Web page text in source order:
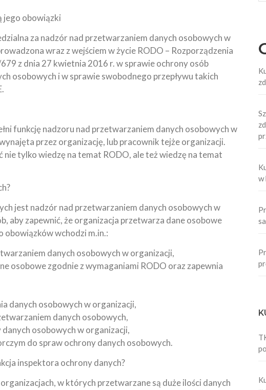
jego obowiązki
za nadzór nad przetwarzaniem danych osobowych w
wraz z wejściem w życie RODO – Rozporządzenia
z dnia 27 kwietnia 2016 r. w sprawie ochrony osób
osobowych i w sprawie swobodnego przepływu takich
funkcję nadzoru nad przetwarzaniem danych osobowych w
przez organizację, lub pracownik tejże organizacji.
tylko wiedzę na temat RODO, ale też wiedzę na temat
jest nadzór nad przetwarzaniem danych osobowych w
aby zapewnić, że organizacja przetwarza dane osobowe
obowiązków wchodzi m.in.:
danych osobowych w organizacji,
osobowe zgodnie z wymaganiami RODO oraz zapewnia
danych osobowych w organizacji,
danych osobowych,
osobowych w organizacji,
do spraw ochrony danych osobowych.
inspektora ochrony danych?
w których przetwarzane są duże ilości danych
w